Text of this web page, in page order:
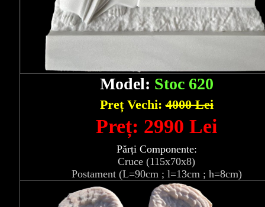
Model: Stoc 620
Preț Vechi:4000 Lei
Preț: 2990 Lei
Părți Componente:
Cruce (115x70x8)
Postament (L=90cm ; l=13cm ; h=8cm)